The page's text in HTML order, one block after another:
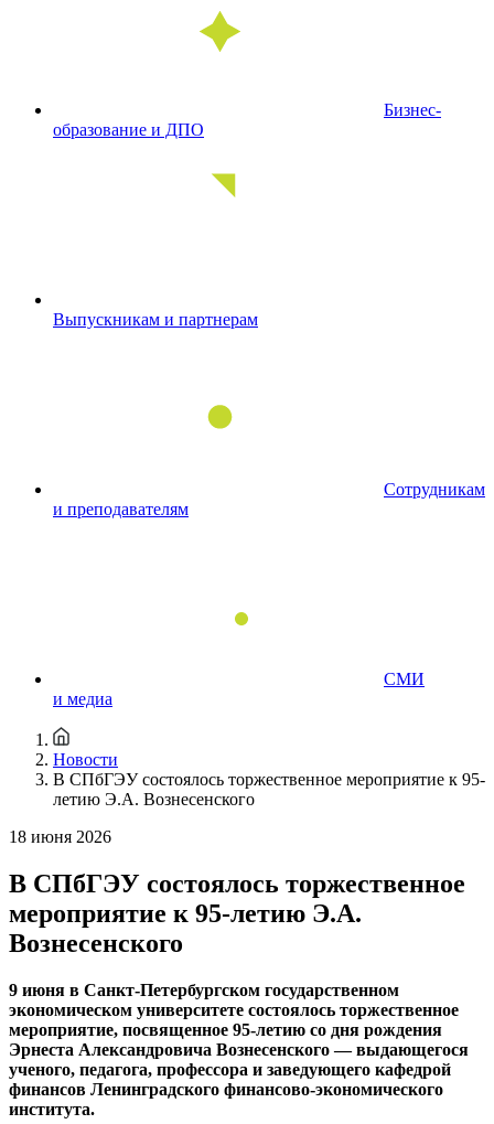
Бизнес-
образование и ДПО
Выпускникам и партнерам
Сотрудникам
и преподавателям
СМИ
и медиа
Новости
В СПбГЭУ состоялось торжественное мероприятие к 95-
летию Э.А. Вознесенского
18 июня 2026
В СПбГЭУ состоялось торжественное
мероприятие к 95-летию Э.А.
Вознесенского
9 июня в Санкт-Петербургском государственном
экономическом университете состоялось торжественное
мероприятие, посвященное 95-летию со дня рождения
Эрнеста Александровича Вознесенского — выдающегося
ученого, педагога, профессора и заведующего кафедрой
финансов Ленинградского финансово-экономического
института.